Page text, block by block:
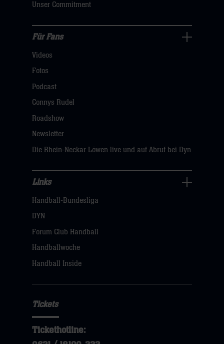
hier
Unser Commitment
Fans
Navigation
öffnen,
dann
hier
Für Fans
Videos
Fotos
Podcast
Connys Rudel
Roadshow
Newsletter
Die Rhein-Neckar Löwen live und auf Abruf bei Dyn
Navigation
öffnen,
dann
klicken
Links
Handball-Bundesliga
DYN
Forum Club Handball
Handballwoche
Handball Inside
Tickets
Tickethotline: